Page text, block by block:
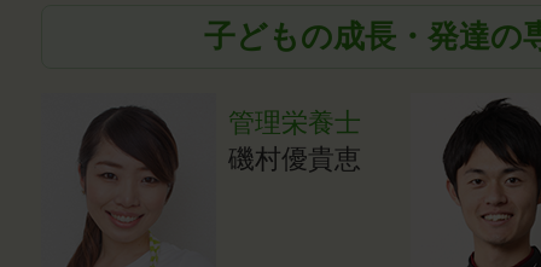
子どもの成長・発達の
管理栄養士
磯村優貴恵